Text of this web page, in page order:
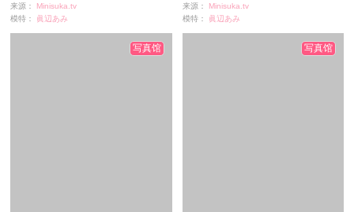
来源：
Minisuka.tv
模特：
眞辺あみ
来源：
Minisuka.tv
模特：
眞辺あみ
写真馆 写真馆